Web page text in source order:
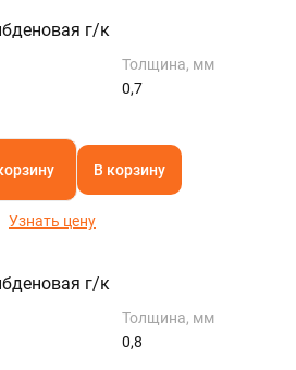
г/к
Толщина, мм
0,7
В корзину
Узнать цену
г/к
Толщина, мм
0,8